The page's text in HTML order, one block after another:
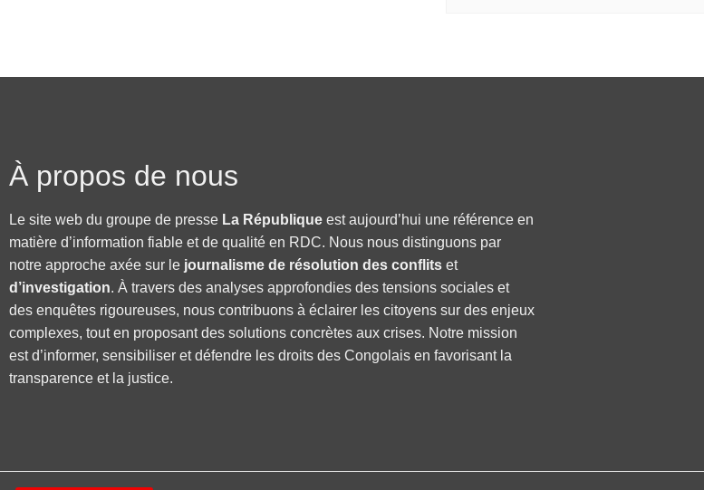
À propos de nous
Le site web du groupe de presse La République est aujourd’hui une référence en
matière d’information fiable et de qualité en RDC. Nous nous distinguons par
notre approche axée sur le journalisme de résolution des conflits et
d’investigation. À travers des analyses approfondies des tensions sociales et
des enquêtes rigoureuses, nous contribuons à éclairer les citoyens sur des enjeux
complexes, tout en proposant des solutions concrètes aux crises. Notre mission
est d’informer, sensibiliser et défendre les droits des Congolais en favorisant la
transparence et la justice.